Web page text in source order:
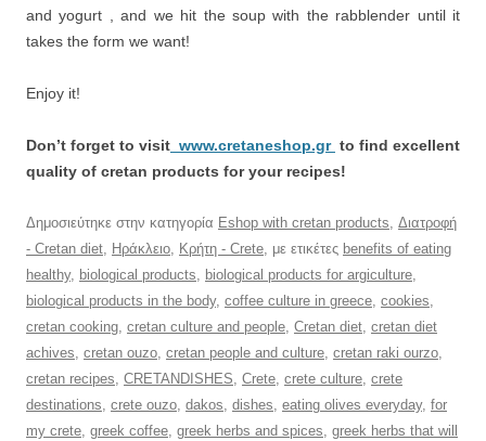
and yogurt , and we hit the soup with the rabblender until it
takes the form we want!
Enjoy it!
Don’t forget to visit www.cretaneshop.gr to find excellent
quality of cretan products for your recipes!
Δημοσιεύτηκε στην κατηγορία Eshop with cretan products, Διατροφή
- Cretan diet, Ηράκλειο, Κρήτη - Crete, με ετικέτες benefits of eating
healthy, biological products, biological products for argiculture,
biological products in the body, coffee culture in greece, cookies,
cretan cooking, cretan culture and people, Cretan diet, cretan diet
achives, cretan ouzo, cretan people and culture, cretan raki ourzo,
cretan recipes, CRETANDISHES, Crete, crete culture, crete
destinations, crete ouzo, dakos, dishes, eating olives everyday, for
my crete, greek coffee, greek herbs and spices, greek herbs that will